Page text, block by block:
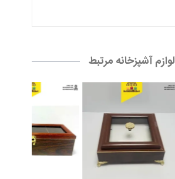
لوازم آشپزخانه مرتبط